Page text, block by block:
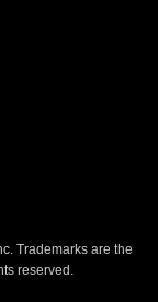
Trademarks are the
reserved.